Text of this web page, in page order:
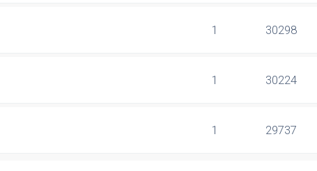
1 30298
1 30224
1 29737